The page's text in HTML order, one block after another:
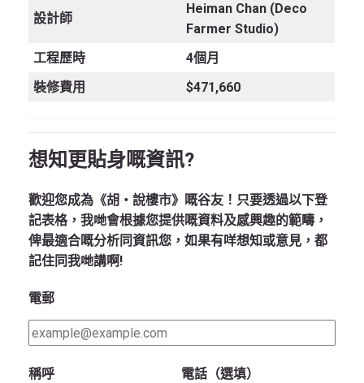
設計師
Heiman Chan (Deco
Farmer Studio)
工程歷時
4個月
裝修費用
$471,660
想知更貼身嘅資訊?
歡迎您成為《胡‧說樓市》嘅谷友！只要透過以下登
記表格，我哋會根據您提供嘅資料及感興趣的範疇，
俾最適合嘅分析同資訊您，如果有咩想知或意見，都
記住同我哋講啊!
電郵
稱呼 電話（選填）